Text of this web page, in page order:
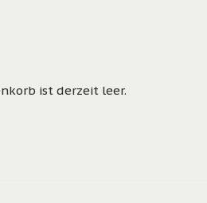
ist derzeit leer.